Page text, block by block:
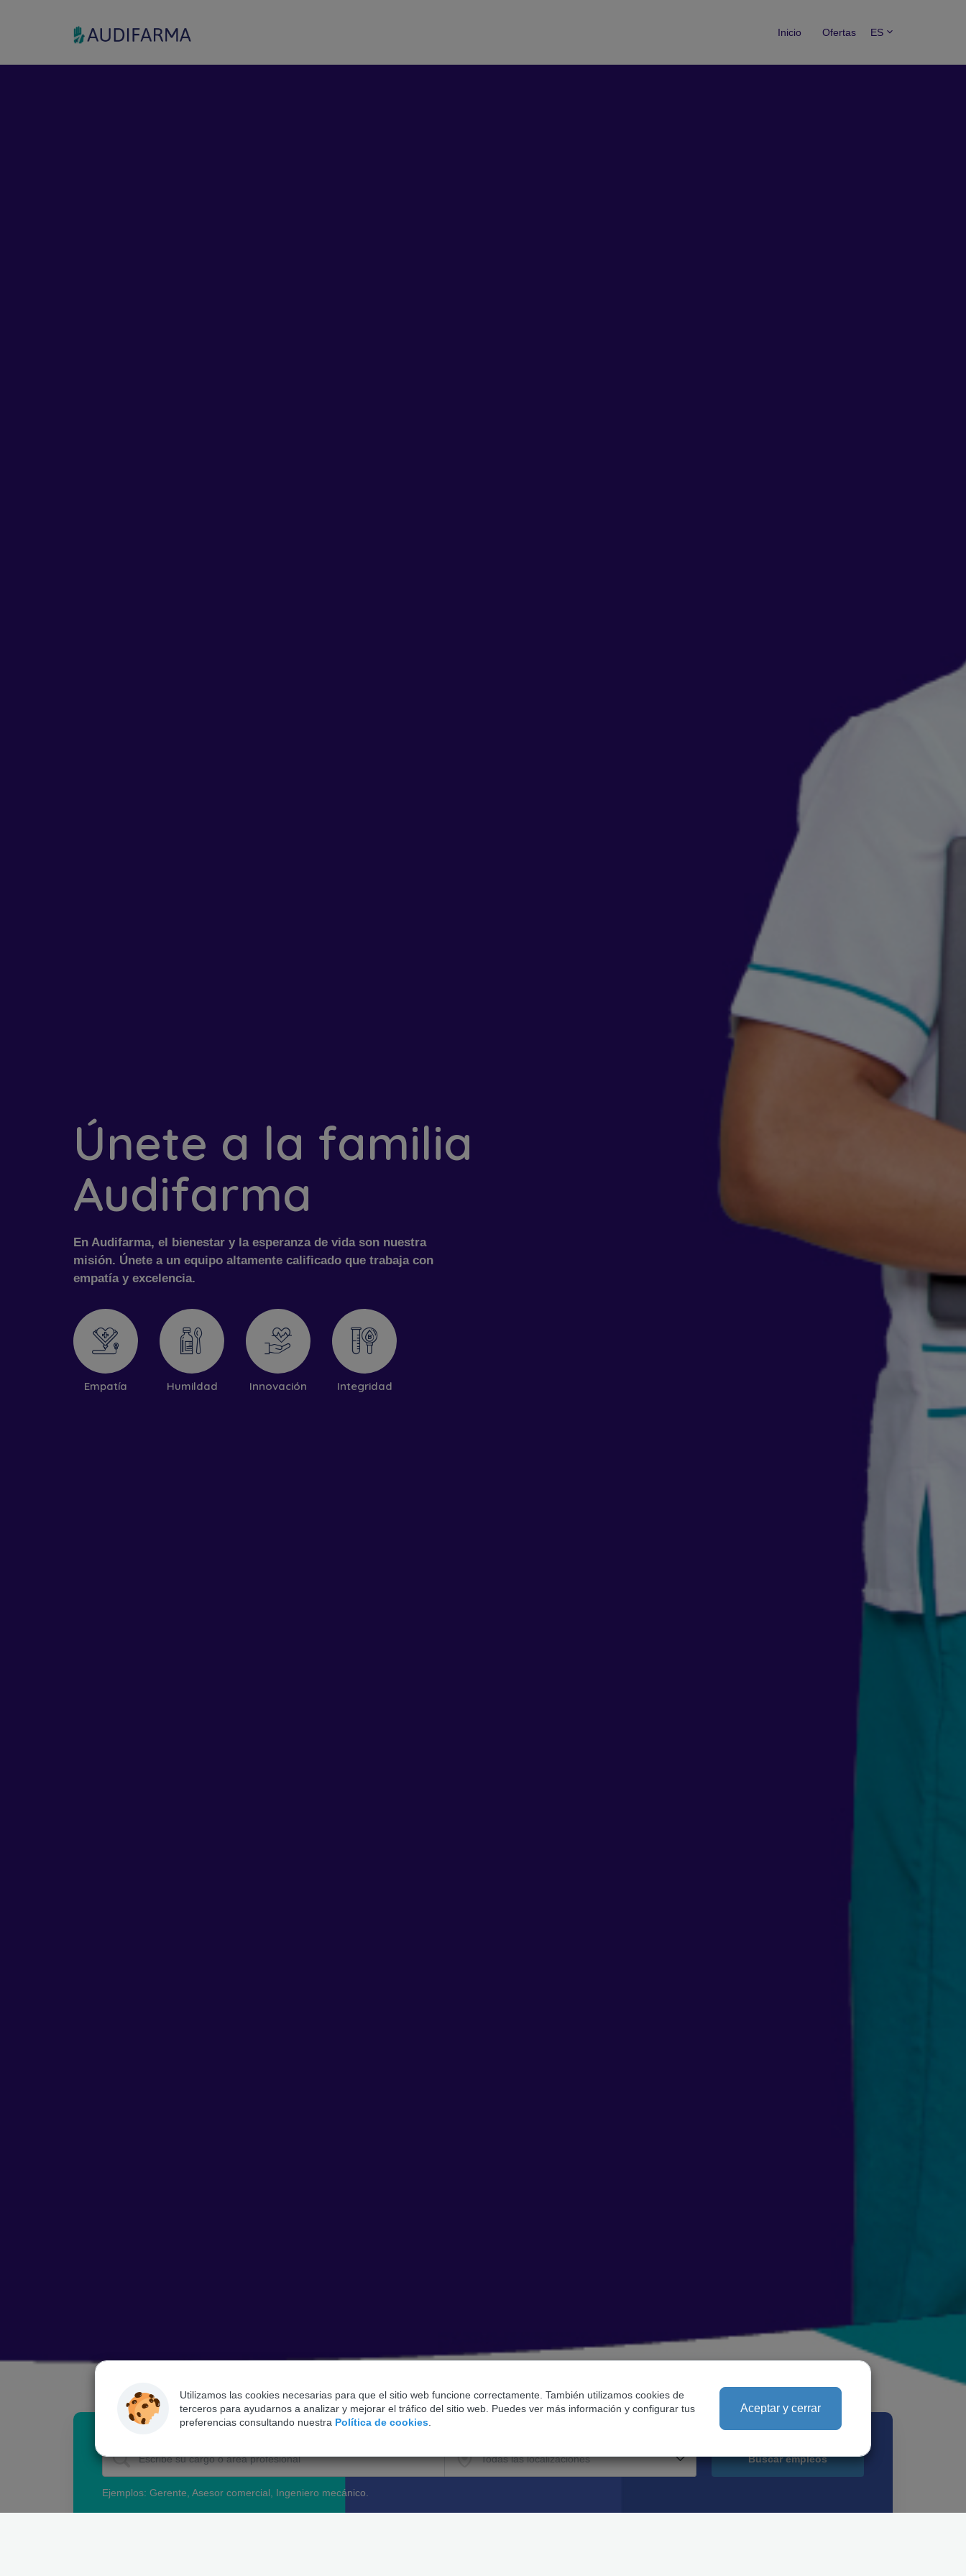
Inicio Ofertas ES
Únete a la familia
Audifarma
En Audifarma, el bienestar y la esperanza de vida son nuestra
misión. Únete a un equipo altamente calificado que trabaja con
empatía y excelencia.
Empatía Humildad Innovación Integridad
Ejemplos: Gerente, Asesor comercial, Ingeniero mecánico.
Utilizamos las cookies necesarias para que el sitio web funcione correctamente. También utilizamos cookies de
terceros para ayudarnos a analizar y mejorar el tráfico del sitio web. Puedes ver más información y configurar tus
preferencias consultando nuestra Política de cookies
Aceptar y cerrar